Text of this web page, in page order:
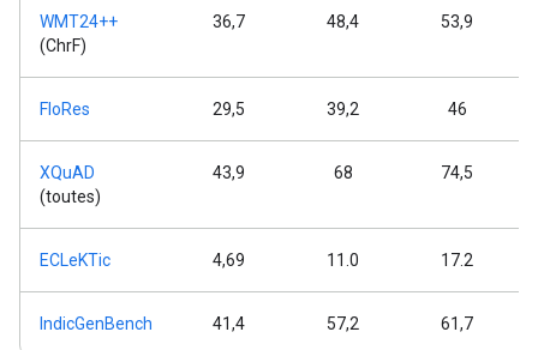
WMT24++
(ChrF)
36,7 48,4 53,9
FloRes 29,5 39,2 46
XQuAD
(toutes)
43,9 68 74,5
ECLeKTic 4,69 11.0 17.2
IndicGenBench 41,4 57,2 61,7